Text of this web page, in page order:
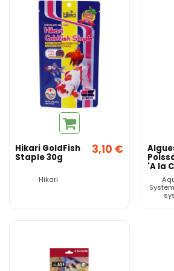
Hikari GoldFish
Staple 30g
Hikari
3,10 €
'A la
-